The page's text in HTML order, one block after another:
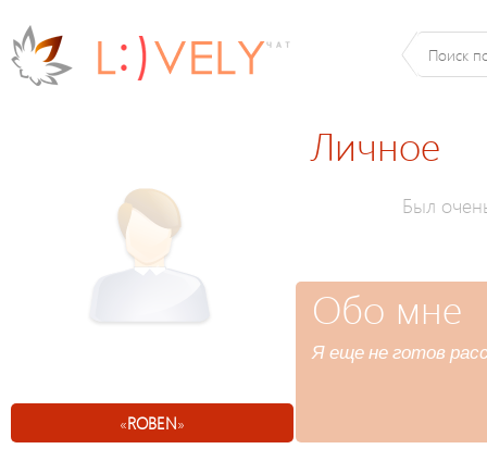
«ROBEN»
Личное
Был
Обо мне
Я еще не готов